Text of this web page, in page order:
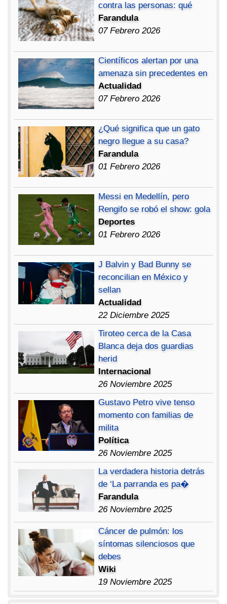
contra las personas: qué
Farandula
07 Febrero 2026
Científicos alertan por una
amenaza sin precedentes en
Actualidad
07 Febrero 2026
¿Qué significa que un gato
negro llegue a su casa?
Farandula
01 Febrero 2026
Messi en Medellín, pero
Rengifo se robó el show: gola
Deportes
01 Febrero 2026
J Balvin y Bad Bunny se
reconcilian en México y
sellan
Actualidad
22 Diciembre 2025
Tiroteo cerca de la Casa
Blanca deja dos guardias
herid
Internacional
26 Noviembre 2025
Gustavo Petro vive tenso
momento con familias de
milita
Política
26 Noviembre 2025
La verdadera historia detrás
de ‘La parranda es pa�
Farandula
26 Noviembre 2025
Cáncer de pulmón: los
síntomas silenciosos que
debes
Wiki
19 Noviembre 2025